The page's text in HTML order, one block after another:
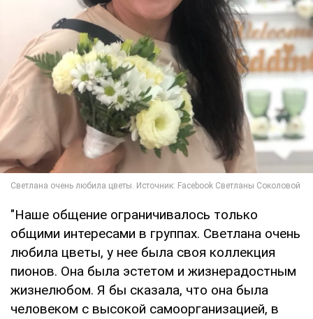
"Наше общение ограничивалось только
общими интересами в группах. Светлана очень
любила цветы, у нее была своя коллекция
пионов. Она была эстетом и жизнерадостным
жизнелюбом. Я бы сказала, что она была
человеком с высокой самоорганизацией, в